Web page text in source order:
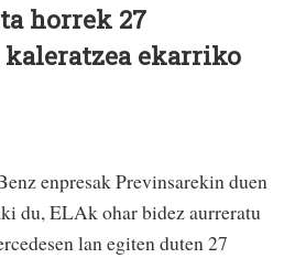
horrek 27
ekarriko
enpresak Previnsarekin duen
du, ELAk ohar bidez aurreratu
lan egiten duten 27